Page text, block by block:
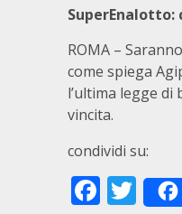
SuperEnalotto:
ROMA –
come spiega
l’ultima legge di
vincita.
condividi su: